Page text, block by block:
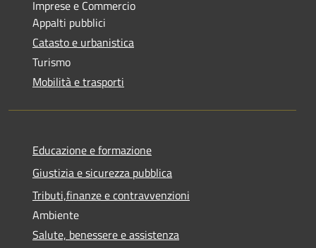
Imprese e Commercio
Appalti pubblici
Catasto e urbanistica
Turismo
Mobilità e trasporti
Educazione e formazione
Giustizia e sicurezza pubblica
Tributi,finanze e contravvenzioni
Ambiente
Salute, benessere e assistenza